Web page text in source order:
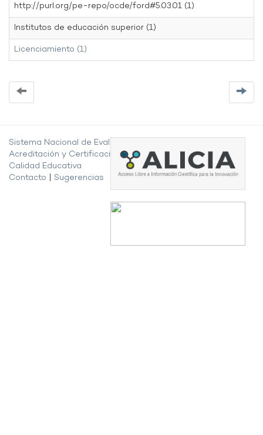
http://purl.org/pe-repo/ocde/ford#5.03.01 (1)
Institutos de educación superior (1)
Licenciamiento (1)
Sistema Nacional de Evaluación,
Acreditación y Certificación de la
Calidad Educativa
Contacto
Sugerencias